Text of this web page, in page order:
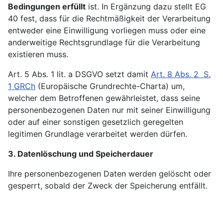
Bedingungen erfüllt ist. In Ergänzung dazu stellt EG
40 fest, dass für die Rechtmäßigkeit der Verarbeitung
entweder eine Einwilligung vorliegen muss oder eine
anderweitige Rechtsgrundlage für die Verarbeitung
existieren muss.
Art. 5 Abs. 1 lit. a DSGVO setzt damit Art. 8 Abs. 2 S.
1 GRCh (Europäische Grundrechte-Charta) um,
welcher dem Betroffenen gewährleistet, dass seine
personenbezogenen Daten nur mit seiner Einwilligung
oder auf einer sonstigen gesetzlich geregelten
legitimen Grundlage verarbeitet werden dürfen.
3. Datenlöschung und Speicherdauer
Ihre personenbezogenen Daten werden gelöscht oder
gesperrt, sobald der Zweck der Speicherung entfällt.